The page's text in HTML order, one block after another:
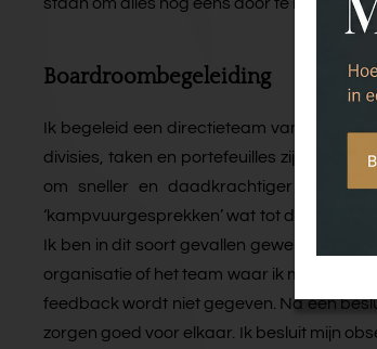
Boardroombegeleiding
Ik begeleid een directieteam van vijf
divisies, taken en portefeuilles zijn
om sneller en daadkrachtiger tot
‘kampvuurgesprekken’ wat tot
Ik ben in dit soort gevallen gewend om
organisatie of het team waar ik mee werk.
feedback wordt niet gegeven. Na een
zorgen goed voor elkaar. Ik besluit mijn